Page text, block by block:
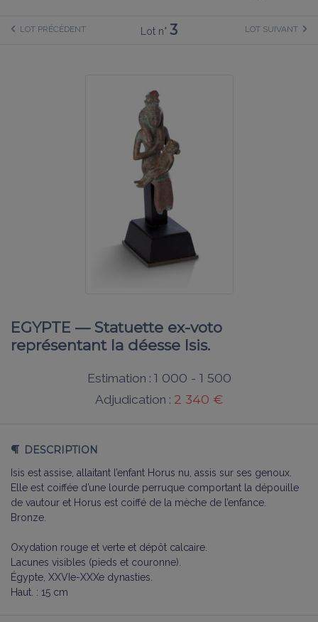
LOT PRÉCÉDENT Lot n° 3 LOT SUIVANT
EGYPTE — Statuette ex-voto
représentant la déesse Isis.
Estimation : 1 000 - 1 500
Adjudication : 2 340 €
DESCRIPTION
Isis est assise, allaitant l’enfant Horus nu, assis sur ses genoux.
Elle est coiffée d’une lourde perruque comportant la dépouille
de vautour et Horus est coiffé de la mèche de l’enfance.
Bronze.
Oxydation rouge et verte et dépôt calcaire.
Lacunes visibles (pieds et couronne).
Égypte, XXVIe-XXXe dynasties.
Haut. : 15 cm